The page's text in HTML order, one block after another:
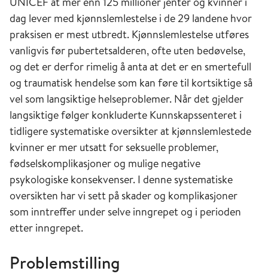
dag lever med kjønnslemlestelse i de 29 landene hvor
praksisen er mest utbredt. Kjønnslemlestelse utføres
vanligvis før pubertetsalderen, ofte uten bedøvelse,
og det er derfor rimelig å anta at det er en smertefull
og traumatisk hendelse som kan føre til kortsiktige så
vel som langsiktige helseproblemer. Når det gjelder
langsiktige følger konkluderte Kunnskapssenteret i
tidligere systematiske oversikter at kjønnslemlestede
kvinner er mer utsatt for seksuelle problemer,
fødselskomplikasjoner og mulige negative
psykologiske konsekvenser. I denne systematiske
oversikten har vi sett på skader og komplikasjoner
som inntreffer under selve inngrepet og i perioden
etter inngrepet.
Problemstilling